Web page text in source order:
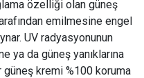
özelliği olan güneş
emilmesine engel
UV radyasyonunun
ya da güneş yanıklarına
kremi %100 koruma